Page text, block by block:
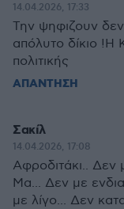
14.04.2026, 17:33
Την ψηφιζουν
απόλυτο δίκιο !Η
πολιτικής
ΑΠΑΝΤΗΣΗ
Σακίλ
14.04.2026, 17:08
Αφροδιτάκι.. Δεν
Μα... Δεν με
με λίγο... Δεν